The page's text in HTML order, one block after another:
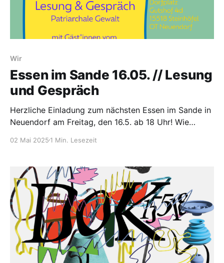
Wir
Essen im Sande 16.05. // Lesung
und Gespräch
Herzliche Einladung zum nächsten Essen im Sande in
Neuendorf am Freitag, den 16.5. ab 18 Uhr! Wie
starten wir mit dem Inhalt.
02 Mai 2025 1 Min. Lesezeit